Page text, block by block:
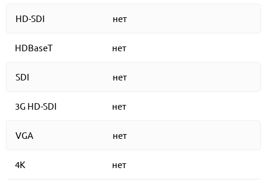
HD-SDI нет
HDBaseT нет
SDI нет
3G HD-SDI нет
VGA нет
4K нет